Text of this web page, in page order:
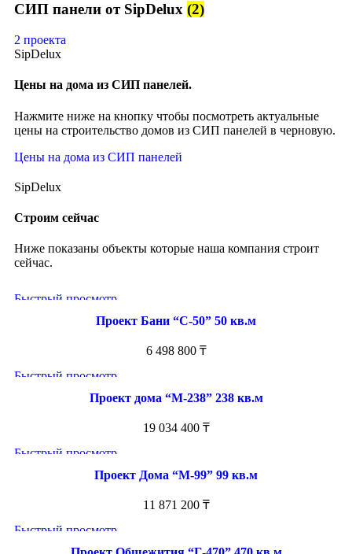
СИП панели от SipDelux (2)
2 проекта
SipDelux
Цены на дома из СИП панелей.
Нажмите ниже на кнопку чтобы посмотреть актуальные
цены на строительство домов из СИП панелей в черновую.
Цены на дома из СИП панелей
SipDelux
Строим сейчас
Ниже показаны объекты которые наша компания строит
сейчас.
Быстрый просмотр
Проект Бани “С-50” 50 кв.м
6 498 800 ₸
Быстрый просмотр
Проект дома “М-238” 238 кв.м
19 034 400 ₸
Быстрый просмотр
Проект Дома “М-99” 99 кв.м
11 871 200 ₸
Быстрый просмотр